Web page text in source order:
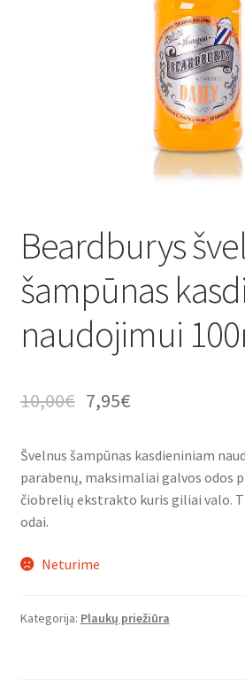
Beardburys
šampūnas
naudojimui
10,00€ 7,95€
Švelnus šampūnas kasdieniniam
parabenų, maksimaliai galvos odos
čiobrelių ekstrakto kuris giliai valo.
odai.
Neturime
Kategorija: Plaukų priežiūra